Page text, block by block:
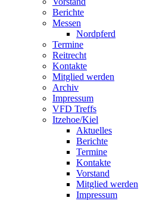
Berichte
Messen
Nordpferd
Termine
Reitrecht
Kontakte
Mitglied werden
Archiv
Impressum
VFD Treffs
Itzehoe/Kiel
Aktuelles
Berichte
Termine
Kontakte
Vorstand
Mitglied werden
Impressum